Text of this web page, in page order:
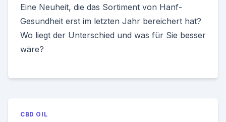
Eine Neuheit, die das Sortiment von Hanf-
Gesundheit erst im letzten Jahr bereichert hat?
Wo liegt der Unterschied und was für Sie besser
wäre?
CBD OIL